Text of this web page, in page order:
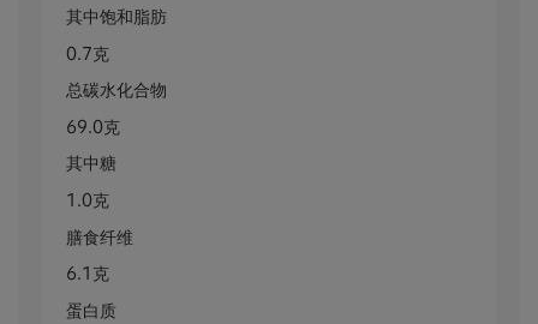
其中饱和脂肪
0.7克
总碳水化合物
69.0克
其中糖
1.0克
膳食纤维
6.1克
蛋白质